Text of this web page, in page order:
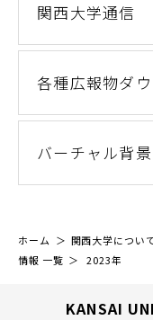
関西大学通信
各種広報物ダ
バーチャル背
ホーム 関西大学につい
情報 一覧
2023年
KANSAI